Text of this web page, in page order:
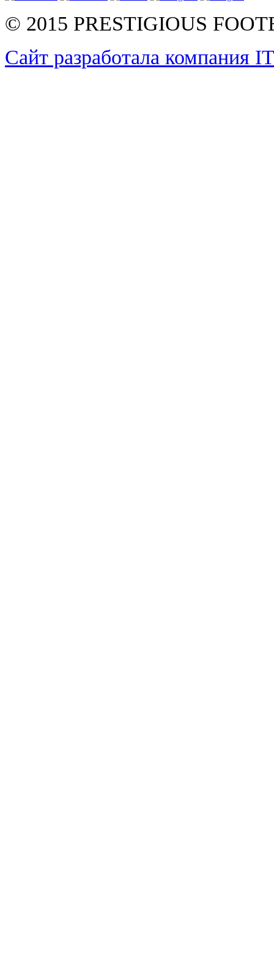
© 2015 PRESTIGIOUS
Сайт разработала компания